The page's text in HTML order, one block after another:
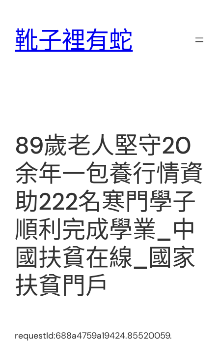
靴子裡有蛇
89歲老人堅守20
余年一包養行情資
助222名寒門學子
順利完成學業_中
國扶貧在線_國家
扶貧門戶
requestId:688a4759a19424.85520059.